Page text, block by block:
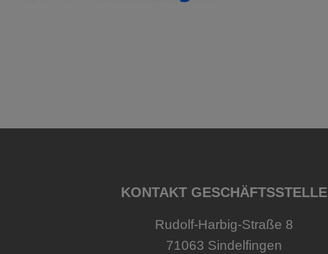
KONTAKT GESCHÄFTSSTELLE
Rudolf-Harbig-Straße 8
71063 Sindelfingen